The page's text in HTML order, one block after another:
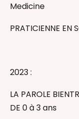
Medicine
PRATICIENNE EN
2023 :​
LA PAROLE
DE 0 à 3 ans